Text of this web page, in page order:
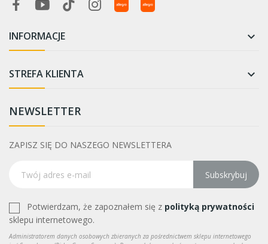
INFORMACJE 
STREFA KLIENTA 
NEWSLETTER
ZAPISZ SIĘ DO NASZEGO NEWSLETTERA
Subskrybuj
Potwierdzam, że zapoznałem się z polityką prywatności
sklepu internetowego.
Administratorem danych osobowych zbieranych za pośrednictwem sklepu internetowego